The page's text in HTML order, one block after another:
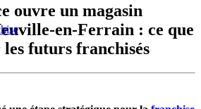
ouvre un magasin
en-Ferrain : ce que
les futurs franchisés